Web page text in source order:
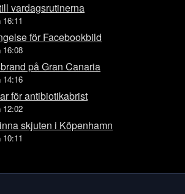
vardagsrutinerna
för Facebookbild
16:08
på Gran Canaria
14:16
för antibiotikabrist
12:02
skjuten i Köpenhamn